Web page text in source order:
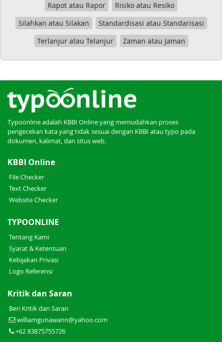
Rapot atau Rapor
Risiko atau Resiko
Silahkan atau Silakan
Standardisasi atau Standarisasi
Terlanjur atau Telanjur
Zaman atau Jaman
Typoonline adalah KBBI Online yang memudahkan proses
pengecekan kata yang tidak sesuai dengan KBBI atau typo pada
dokumen, kalimat, dan situs web.
KBBI Online
File Checker
Text Checker
Website Checker
TYPOONLINE
Tentang Kami
Syarat & Ketentuan
Kebijakan Privasi
Logo Referensi
Kritik dan Saran
Beri Kritik dan Saran
williamgunawann@yahoo.com
+62 83875755726